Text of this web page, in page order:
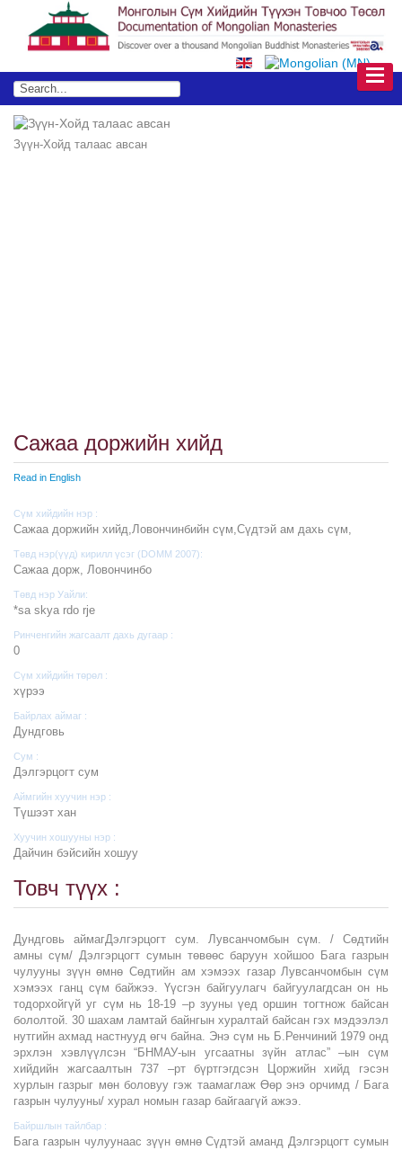
Зүүн-Хойд талаас авсан
Сажаа доржийн хийд
Read in English
Сүм хийдийн нэр :
Сажаа доржийн хийд,Ловончинбийн сүм,Сүдтэй ам дахь сүм,
Төвд нэр(үүд) кирилл үсэг (DOMM 2007):
Сажаа дорж, Ловончинбo
Төвд нэр Уайли:
*sa skya rdo rje
Ринченгийн жагсаалт дахь дугаар :
0
Сүм хийдийн төрөл :
хүрээ
Байрлах аймаг :
Дундговь
Сум :
Дэлгэрцогт сум
Аймгийн хуучин нэр :
Түшээт хан
Хуучин хошууны нэр :
Дайчин бэйсийн хошуу
Товч түүх :
Дундговь аймагДэлгэрцогт сум. Лувсанчомбын сүм. / Сөдтийн
амны сүм/ Дэлгэрцогт сумын төвөөс баруун хойшоо Бага газрын
чулууны зүүн өмнө Сөдтийн ам хэмээх газар Лувсанчомбын сүм
хэмээх ганц сүм байжээ. Үүсгэн байгуулагч байгуулагдсан он нь
тодорхойгүй уг сүм нь 18-19 –р зууны үед оршин тогтнож байсан
бололтой. 30 шахам ламтай байнгын хуралтай байсан гэх мэдээлэл
нутгийн ахмад настнууд өгч байна. Энэ сүм нь Б.Ренчиний 1979 онд
эрхлэн хэвлүүлсэн “БНМАУ-ын угсаатны зүйн атлас” –ын сүм
хийдийн жагсаалтын 737 –рт бүртгэгдсэн Цоржийн хийд гэсэн
хурлын газрыг мөн боловуу гэж таамаглаж Өөр энэ орчимд / Бага
газрын чулууны/ хурал номын газар байгаагүй ажээ.
Байршлын тайлбар :
Бага газрын чулуунаас зүүн өмнө Сүдтэй аманд Дэлгэрцогт сумын